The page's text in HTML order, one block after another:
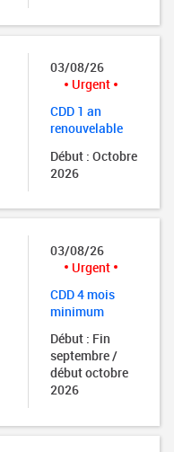
03/08/26
Urgent
CDD 1 an
renouvelable
Début : Octobre
2026
03/08/26
Urgent
CDD 4 mois
minimum
Début : Fin
septembre /
début octobre
2026